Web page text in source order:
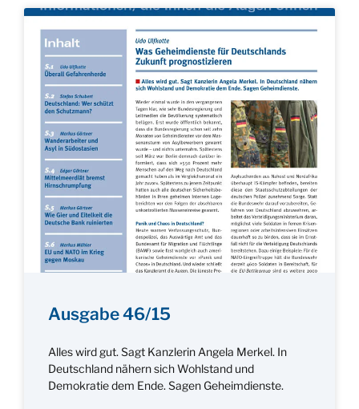
Ausgabe 46/15
Alles wird gut. Sagt Kanzlerin Angela Merkel. In
Deutschland nähern sich Wohlstand und
Demokratie dem Ende. Sagen Geheimdienste.